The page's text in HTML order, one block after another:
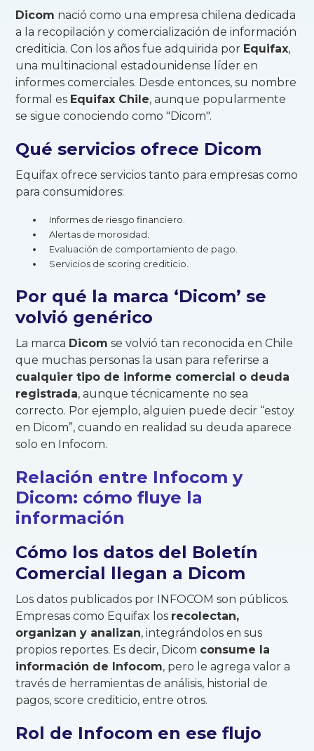
Dicom nació como una empresa chilena dedicada
a la recopilación y comercialización de información
crediticia. Con los años fue adquirida por Equifax,
una multinacional estadounidense líder en
informes comerciales. Desde entonces, su nombre
formal es Equifax Chile, aunque popularmente
se sigue conociendo como "Dicom".
Qué servicios ofrece Dicom
Equifax ofrece servicios tanto para empresas como
para consumidores:
Informes de riesgo financiero.
Alertas de morosidad.
Evaluación de comportamiento de pago.
Servicios de scoring crediticio.
Por qué la marca ‘Dicom’ se
volvió genérico
La marca Dicom se volvió tan reconocida en Chile
que muchas personas la usan para referirse a
cualquier tipo de informe comercial o deuda
registrada, aunque técnicamente no sea
correcto. Por ejemplo, alguien puede decir “estoy
en Dicom”, cuando en realidad su deuda aparece
solo en Infocom.
Relación entre Infocom y
Dicom: cómo fluye la
información
Cómo los datos del Boletín
Comercial llegan a Dicom
Los datos publicados por INFOCOM son públicos.
Empresas como Equifax los recolectan,
organizan y analizan, integrándolos en sus
propios reportes. Es decir, Dicom consume la
información de Infocom, pero le agrega valor a
través de herramientas de análisis, historial de
pagos, score crediticio, entre otros.
Rol de Infocom en ese flujo